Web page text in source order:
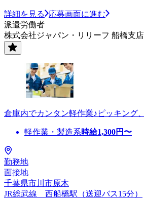
詳細を見る
応募画面に進む
派遣労働者
株式会社ジャパン・リリーフ 船橋支店
倉庫内でカンタン軽作業♪ピッキング
軽作業・製造系時給1,300円〜
勤務地
面接地
千葉県市川市原木
JR総武線 西船橋駅（送迎バス15分）